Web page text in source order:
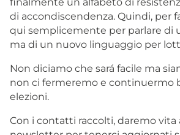
di accondiscendenza. Quindi, per
qui semplicemente per parlare di
ma di un nuovo linguaggio per
Non diciamo che sará facile ma
non ci fermeremo e continuermo
elezioni.
Con i contatti raccolti, daremo vita